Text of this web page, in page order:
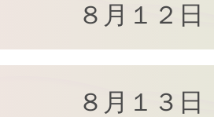
８月１２
８月１３